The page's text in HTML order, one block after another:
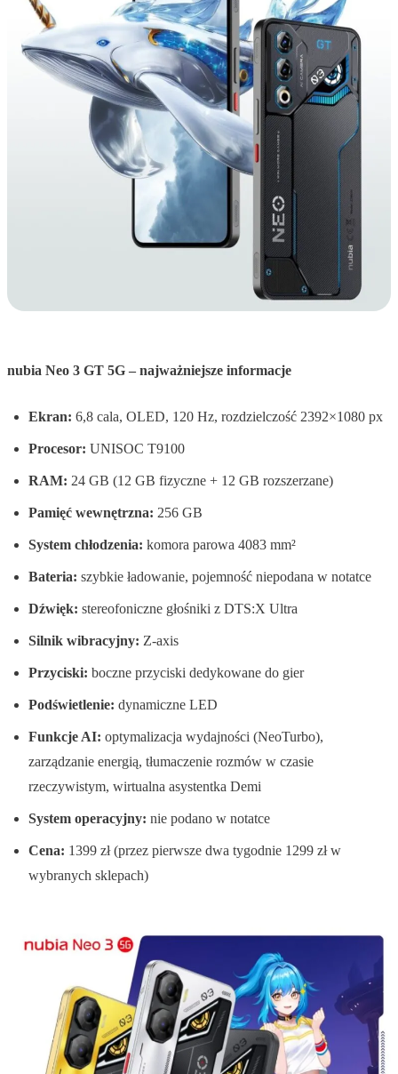
nubia Neo 3 GT 5G – najważniejsze informacje
Ekran: 6,8 cala, OLED, 120 Hz, rozdzielczość 2392×1080 px
Procesor: UNISOC T9100
RAM: 24 GB (12 GB fizyczne + 12 GB rozszerzane)
Pamięć wewnętrzna: 256 GB
System chłodzenia: komora parowa 4083 mm²
Bateria: szybkie ładowanie, pojemność niepodana w notatce
Dźwięk: stereofoniczne głośniki z DTS:X Ultra
Silnik wibracyjny: Z-axis
Przyciski: boczne przyciski dedykowane do gier
Podświetlenie: dynamiczne LED
Funkcje AI: optymalizacja wydajności (NeoTurbo),
zarządzanie energią, tłumaczenie rozmów w czasie
rzeczywistym, wirtualna asystentka Demi
System operacyjny: nie podano w notatce
Cena: 1399 zł (przez pierwsze dwa tygodnie 1299 zł w
wybranych sklepach)